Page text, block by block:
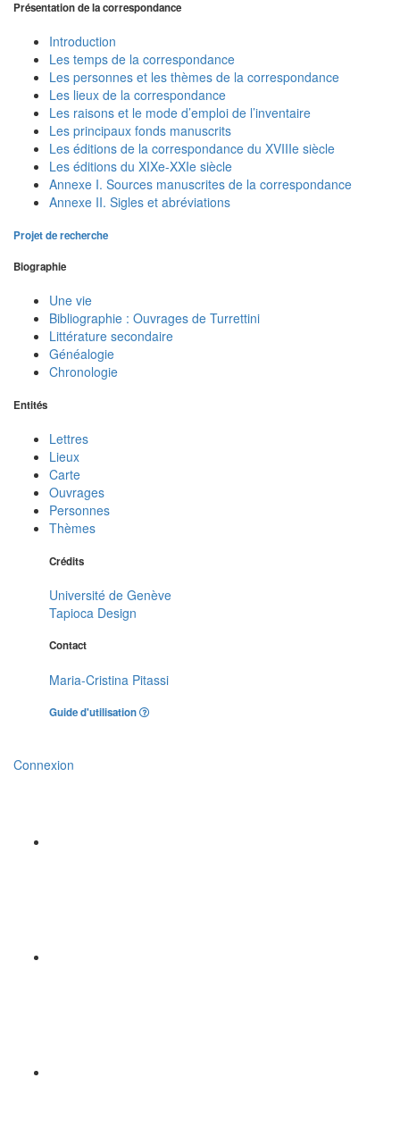
Présentation de la correspondance
Introduction
Les temps de la correspondance
Les personnes et les thèmes de la correspondance
Les lieux de la correspondance
Les raisons et le mode d’emploi de l’inventaire
Les principaux fonds manuscrits
Les éditions de la correspondance du XVIIIe siècle
Les éditions du XIXe-XXIe siècle
Annexe I. Sources manuscrites de la correspondance
Annexe II. Sigles et abréviations
Projet de recherche
Biographie
Une vie
Bibliographie : Ouvrages de Turrettini
Littérature secondaire
Généalogie
Chronologie
Entités
Lettres
Lieux
Carte
Ouvrages
Personnes
Thèmes
Crédits
Université de Genève
Tapioca Design
Contact
Maria-Cristina Pitassi
Guide d'utilisation
Connexion